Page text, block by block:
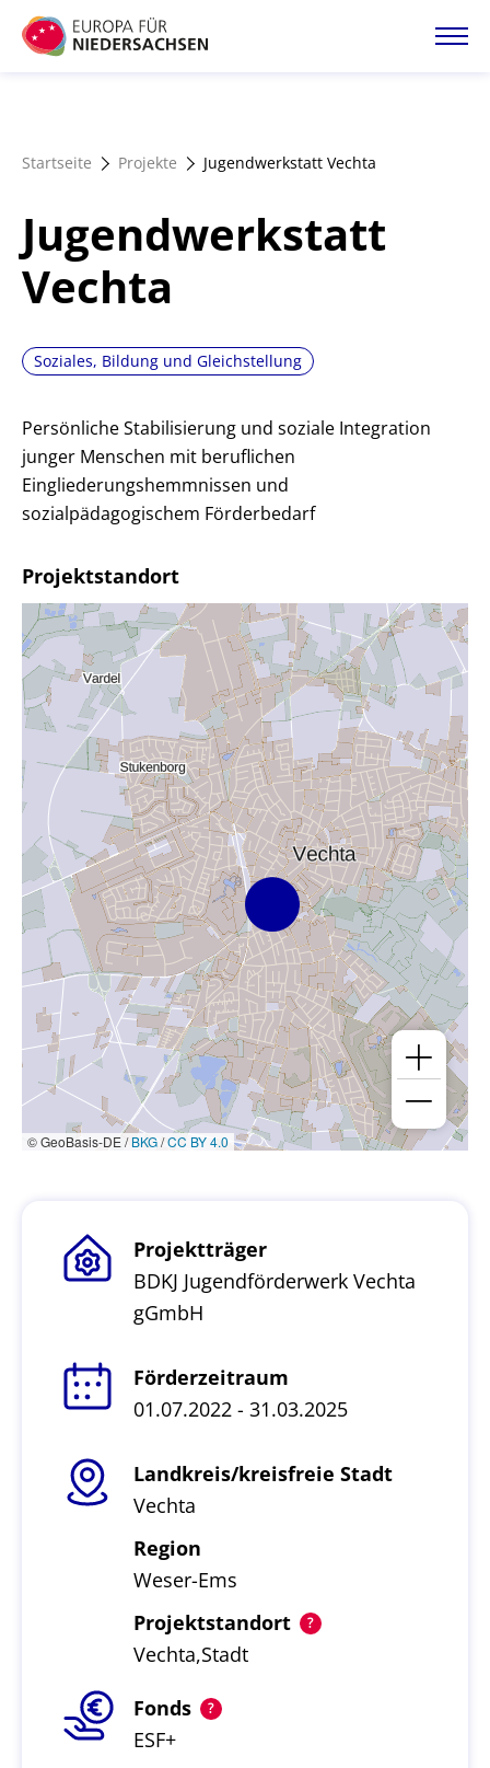
Direkt
zum
Förderangebote
Startseite Projekte Jugendwerkstatt Vechta
Jugendwerkstatt
Vechta
Soziales, Bildung und Gleichstellung
Persönliche Stabilisierung und soziale Integration
junger Menschen mit beruflichen
Eingliederungshemmnissen und
sozialpädagogischem Förderbedarf
Projektstandort
© GeoBasis-DE /BKG/CC BY 4.0
Projektträger
BDKJ Jugendförderwerk Vechta
gGmbH
Förderzeitraum
01.07.2022 - 31.03.2025
Landkreis/kreisfreie Stadt
Vechta
Region
Weser-Ems
Projektstandort
Vechta,Stadt
Fonds
ESF+